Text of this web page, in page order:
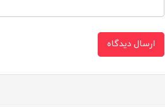
ارسال دیدگاه